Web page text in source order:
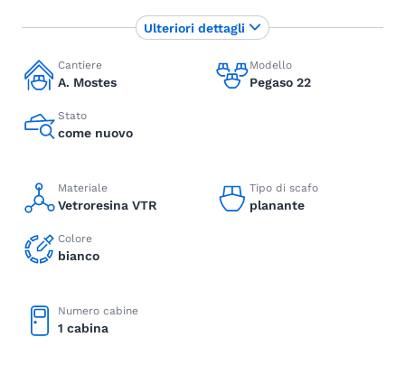
Cantiere
A. Mostes
Modello
Pegaso 22
Stato
come nuovo
Materiale
Vetroresina VTR
Tipo di scafo
planante
Colore
bianco
Numero cabine
1 cabina
Ulteriori dettagli